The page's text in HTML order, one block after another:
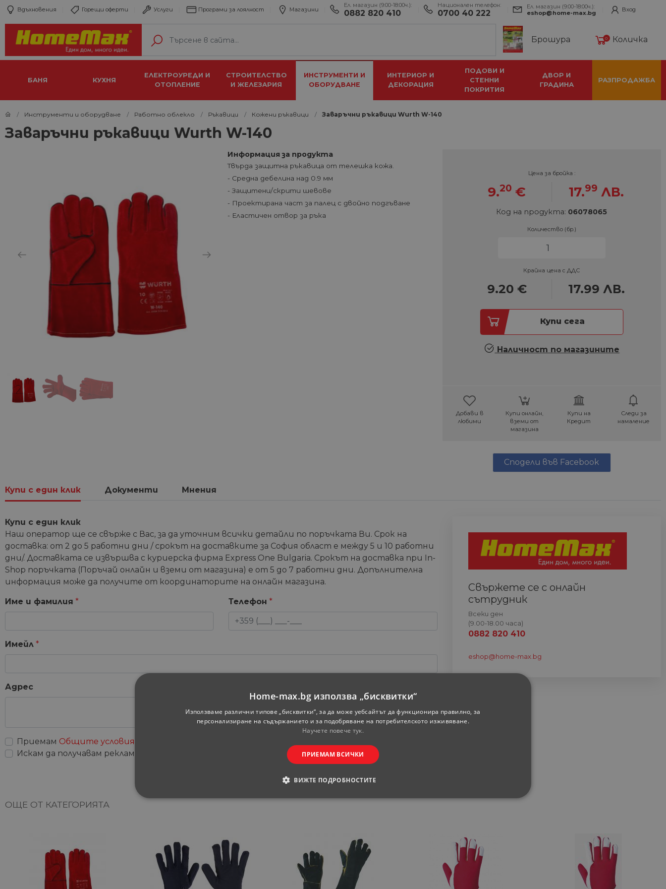
Вдъхновения Горещи оферти Услуги Програми за лоялност Магазини
Ел. магазин (9:00-18:00ч.):
0882 820 410
Национален телефон:
0700 40 222
Ел. магазин (9:00-18:00ч.):
eshop@home-max.bg
Вход
Брошура 0 Количка
БАНЯ КУХНЯ
ЕЛЕКТРОУРЕДИ И
ОТОПЛЕНИЕ
СТРОИТЕЛСТВО
И ЖЕЛЕЗАРИЯ
ИНСТРУМЕНТИ И
ОБОРУДВАНЕ
ИНТЕРИОР И
ДЕКОРАЦИЯ
ПОДОВИ И
СТЕННИ
ПОКРИТИЯ
ДВОР И
ГРАДИНА
РАЗПРОДАЖБА
Инструменти и оборудване Работно облекло Ръкавици Кожени ръкавици Заваръчни ръкавици Wurth W-140
Заваръчни ръкавици Wurth W-140
Информация за продукта
Твърда защитна ръкавица от телешка кожа.
- Средна дебелина над 0.9 мм
- Защитени/скрити шевове
- Проектирана част за палец с двойно подгъване
- Еластичен отвор за ръка
Цена за бройка :
9.20 € 17.99 ЛВ.
Код на продукта: 06078065
Количество (бр.)
Крайна цена с ДДС
9.20 € 17.99 ЛВ.
Купи сега
Наличност по магазините
Добави в
любими
Купи онлайн,
вземи от
магазина
Купи на
Кредит
Следи за
намаление
Сподели във Facebook
Купи с един клик Документи Мнения
Купи с един клик
Наш оператор ще се свърже с Вас, за да уточним всички детайли по поръчката Ви. Срок на
доставка: от 2 до 5 работни дни / срокът на доставките за София област е между 5 и 10 работни
дни/. Доставката се извършва с куриерска фирма Express One Bulgaria. Срокът на доставка при In-
Shop поръчката (Поръчай онлайн и вземи от магазина) е от 5 до 7 работни дни. Допълнителна
информация може да получите от координаторите на онлайн магазина.
Име и фамилия * Телефон *
Имейл *
Адрес
Приемам Общите условия
Искам да получавам рекламни съобщения
Свържете се с онлайн
сътрудник
Всеки ден
(9.00-18.00 часа)
0882 820 410
eshop@home-max.bg
ОЩЕ ОТ КАТЕГОРИЯТА
Home-max.bg използва „бисквитки“
Използваме различни типове „бисквитки“, за да може уебсайтът да функционира правилно, за
персонализиране на съдържанието и за подобряване на потребителското изживяване.
Научете повече тук.
ПРИЕМАМ ВСИЧКИ
ВИЖТЕ ПОДРОБНОСТИТЕ
СТРОГО НЕОБХОДИМИ СТАТИСТИЧЕСКИ МАРКЕТИНГOВИ ФУНКЦИОНАЛНИ
Строго необходими Статистически Маркетингoви Некласифицирани